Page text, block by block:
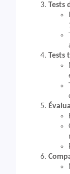
Tests
Tests